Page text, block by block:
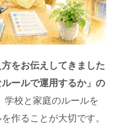
をお伝えしてきました
ールで運用するか」の
学校と家庭のルールを
作ることが大切です。